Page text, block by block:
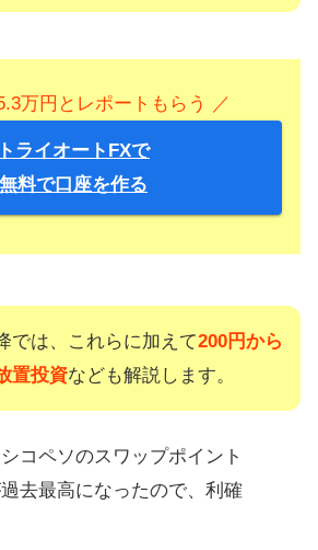
万円とレポートもらう ／
トライオートFXで
無料で口座を作る
では、これらに加えて200円から
置投資なども解説します。
シコペソのスワップポイント
去最高になったので、利確